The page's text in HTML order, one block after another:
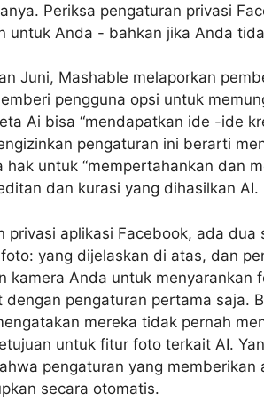
Periksa pengaturan privasi
untuk Anda - bahkan jika Anda
Juni, Mashable melaporkan
pengguna opsi untuk
Ai bisa “mendapatkan ide -ide
pengaturan ini berarti
hak untuk “mempertahankan dan
dan kurasi yang dihasilkan AI.
privasi aplikasi Facebook, ada
yang dijelaskan di atas, dan
kamera Anda untuk menyarankan
pengaturan pertama saja.
mereka tidak pernah
untuk fitur foto terkait AI.
pengaturan yang memberikan
secara otomatis.